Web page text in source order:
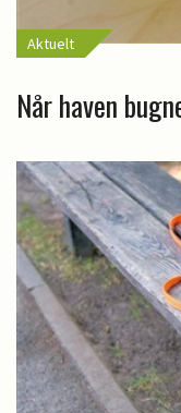
Aktuelt
Når haven